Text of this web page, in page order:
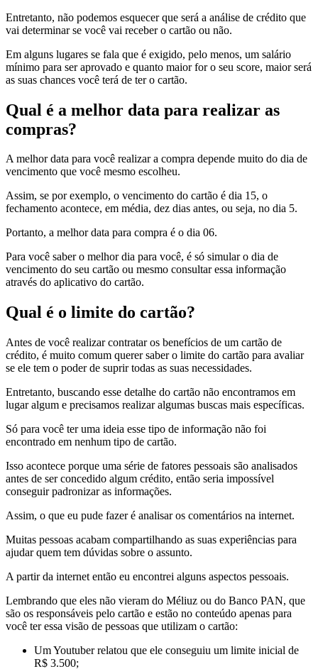
Entretanto, não podemos esquecer que será a análise de crédito que
vai determinar se você vai receber o cartão ou não.
Em alguns lugares se fala que é exigido, pelo menos, um salário
mínimo para ser aprovado e quanto maior for o seu score, maior será
as suas chances você terá de ter o cartão.
Qual é a melhor data para realizar as
compras?
A melhor data para você realizar a compra depende muito do dia de
vencimento que você mesmo escolheu.
Assim, se por exemplo, o vencimento do cartão é dia 15, o
fechamento acontece, em média, dez dias antes, ou seja, no dia 5.
Portanto, a melhor data para compra é o dia 06.
Para você saber o melhor dia para você, é só simular o dia de
vencimento do seu cartão ou mesmo consultar essa informação
através do aplicativo do cartão.
Qual é o limite do cartão?
Antes de você realizar contratar os benefícios de um cartão de
crédito, é muito comum querer saber o limite do cartão para avaliar
se ele tem o poder de suprir todas as suas necessidades.
Entretanto, buscando esse detalhe do cartão não encontramos em
lugar algum e precisamos realizar algumas buscas mais específicas.
Só para você ter uma ideia esse tipo de informação não foi
encontrado em nenhum tipo de cartão.
Isso acontece porque uma série de fatores pessoais são analisados
antes de ser concedido algum crédito, então seria impossível
conseguir padronizar as informações.
Assim, o que eu pude fazer é analisar os comentários na internet.
Muitas pessoas acabam compartilhando as suas experiências para
ajudar quem tem dúvidas sobre o assunto.
A partir da internet então eu encontrei alguns aspectos pessoais.
Lembrando que eles não vieram do Méliuz ou do Banco PAN, que
são os responsáveis pelo cartão e estão no conteúdo apenas para
você ter essa visão de pessoas que utilizam o cartão:
Um Youtuber relatou que ele conseguiu um limite inicial de
R$ 3.500;